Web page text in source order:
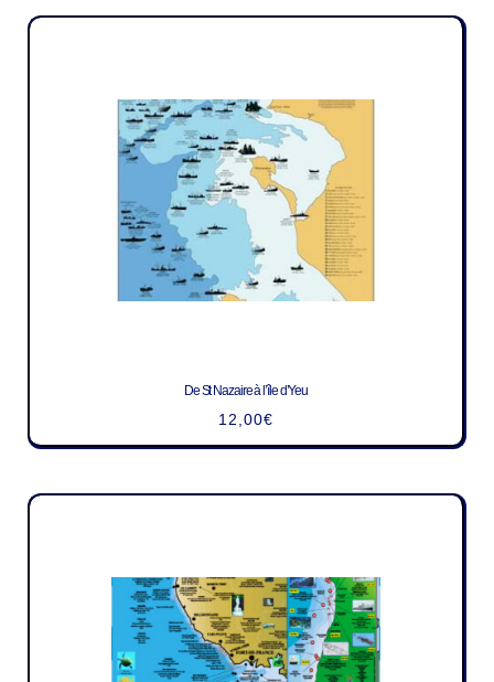
De St Nazaire à l’île d’Yeu
12,00€